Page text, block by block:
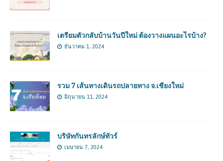
เตรียมตัวกลับบ้านวันปีใหม่ ต้องวางแผนอะไรบ้าง?
ธันวาคม 1, 2024
รวม 7 เส้นทางเดินรถปลายทาง จ.เชียงใหม่
มิถุนายน 11, 2024
บริษัทกันทรลักษ์ทัวร์
เมษายน 7, 2024